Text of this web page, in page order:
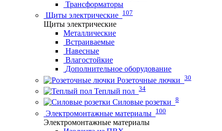
Трансформаторы
Щиты электрические 107
Щиты электрические
Металлические
Встраиваемые
Навесные
Влагостойкие
Дополнительное оборудование
Розеточные лючки 30
Теплый пол 34
Силовые розетки 8
Электромонтажные материалы 100
Электромонтажные материалы